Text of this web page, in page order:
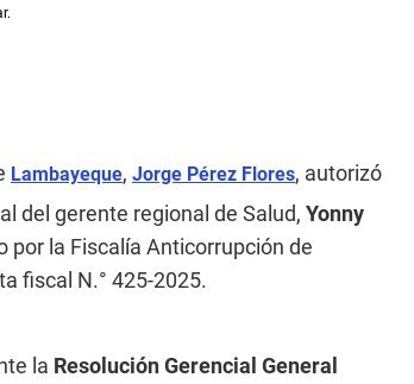
Lambayeque, Jorge Pérez Flores, autorizó
del gerente regional de Salud, Yonny
por la Fiscalía Anticorrupción de
fiscal N.° 425-2025.
la Resolución Gerencial General